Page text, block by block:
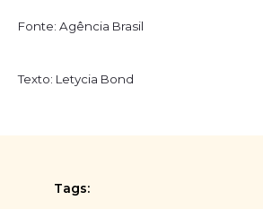
Fonte: Agência Brasil
Texto: Letycia Bond
Tags: